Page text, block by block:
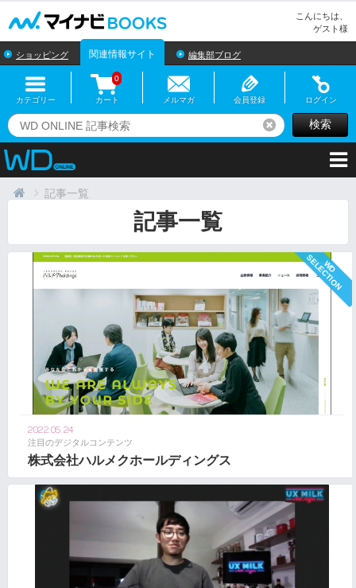
こんにちは、
ゲスト様
ショッピング 関連情報サイト 編集部ブログ
カテゴリー カート
0
メルマガ 会員登録 ログイン
リセット検索
記事一覧
記事一覧
2022.05.24
注目のデジタルコンテンツ
株式会社ハルメクホールディングス